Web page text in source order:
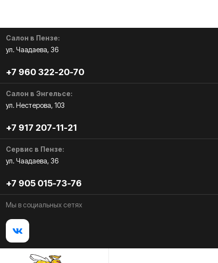
Салон в Пензе:
ул. Чаадаева, 36
+7 960 322-20-70
Салон в Энгельсе:
ул. Нестерова, 103
+7 917 207-11-21
Сервис в Пензе:
ул. Чаадаева, 36
+7 905 015-73-76
Мы в социальных сетях